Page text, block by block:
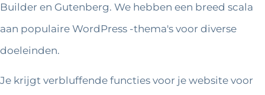
Builder en Gutenberg. We hebben een breed scala
aan populaire WordPress -thema's voor diverse
doeleinden.
Je krijgt verbluffende functies voor je website voor